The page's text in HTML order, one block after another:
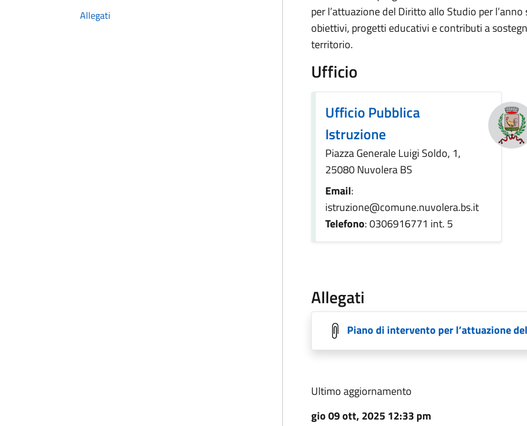
Allegati
per l’attuazione del Diritto allo Studio per
obiettivi, progetti educativi e contributi a
territorio.
Ufficio
Ufficio Pubblica
Istruzione
Piazza Generale Luigi Soldo, 1,
25080 Nuvolera BS
Email:
istruzione@comune.nuvolera.bs.it
Telefono: 0306916771 int. 5
Allegati
Piano di intervento per l’attuazione
Ultimo aggiornamento
gio 09 ott, 2025 12:33 pm